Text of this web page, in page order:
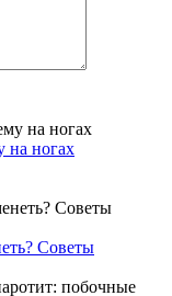
на ногах
Советы